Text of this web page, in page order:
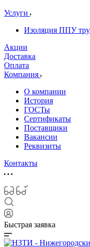
Услуги
Изоляция ППУ
Акции
Доставка
Оплата
Компания
О компании
История
ГОСТы
Сертификаты
Поставщики
Вакансии
Реквизиты
Контакты
Быстрая заявка